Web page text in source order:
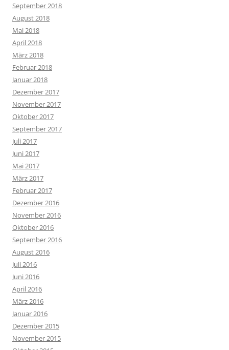
September 2018
August 2018
Mai 2018
April 2018
März 2018
Februar 2018
Januar 2018
Dezember 2017
November 2017
Oktober 2017
September 2017
Juli 2017
Juni 2017
Mai 2017
März 2017
Februar 2017
Dezember 2016
November 2016
Oktober 2016
September 2016
August 2016
Juli 2016
Juni 2016
April 2016
März 2016
Januar 2016
Dezember 2015
November 2015